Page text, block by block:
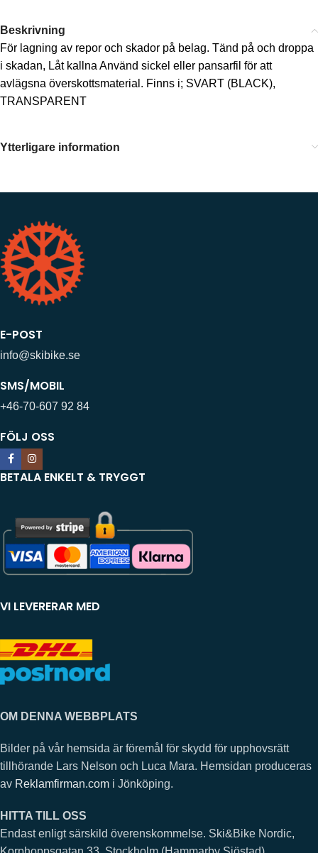
Beskrivning
För lagning av repor och skador på belag. Tänd på och droppa
i skadan, Låt kallna Använd sickel eller pansarfil för att
avlägsna överskottsmaterial. Finns i; SVART (BLACK),
TRANSPARENT
Ytterligare information
E-POST
info@skibike.se
SMS/MOBIL
+46-70-607 92 84
FÖLJ OSS
BETALA ENKELT & TRYGGT
VI LEVERERAR MED
OM DENNA WEBBPLATS
Bilder på vår hemsida är föremål för skydd för upphovsrätt
tillhörande Lars Nelson och Luca Mara. Hemsidan produceras
av Reklamfirman.com i Jönköping.
HITTA TILL OSS
Endast enligt särskild överenskommelse. Ski&Bike Nordic,